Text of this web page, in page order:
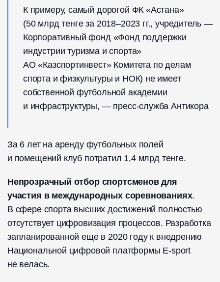
К примеру, самый дорогой ФК «Астана»
(50 млрд тенге за 2018–2023 гг., учредитель —
Корпоративный фонд «Фонд поддержки
индустрии туризма и спорта»
АО «Казспортинвест» Комитета по делам
спорта и физкультуры и НОК) не имеет
собственной футбольной академии
и инфраструктуры, — пресс-служба Антикора
За 6 лет на аренду футбольных полей
и помещений клуб потратил 1,4 млрд тенге.
Непрозрачный отбор спортсменов для
участия в международных соревнованиях.
В сфере спорта высших достижений полностью
отсутствует цифровизация процессов. Разработка
запланированной еще в 2020 году к внедрению
Национальной цифровой платформы Е-sport
не велась.